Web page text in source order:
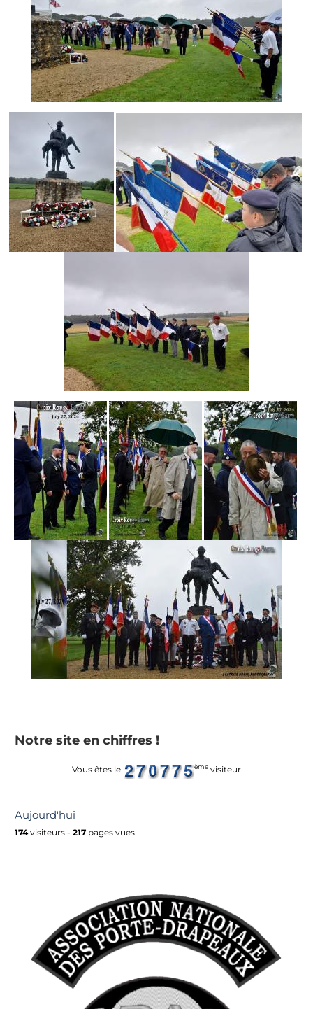
Notre site en chiffres !
Vous êtes le ème visiteur
Aujourd'hui
174visiteurs - 217 pages vues